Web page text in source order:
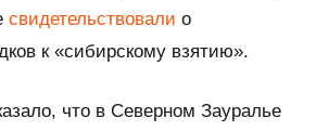
свидетельствовали о
к «сибирскому взятию».
что в Северном Зауралье